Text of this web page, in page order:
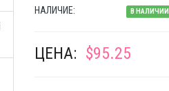
НАЛИЧИЕ: В НАЛИЧИИ
ЦЕНА: $95.25